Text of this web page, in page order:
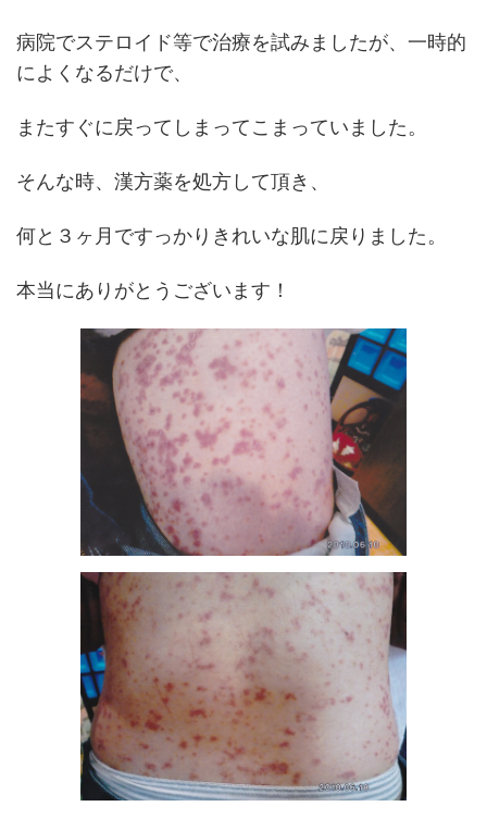
病院でステロイド等で治療を試みましたが、一時的
によくなるだけで、
またすぐに戻ってしまってこまっていました。
そんな時、漢方薬を処方して頂き、
何と３ヶ月ですっかりきれいな肌に戻りました。
本当にありがとうございます！